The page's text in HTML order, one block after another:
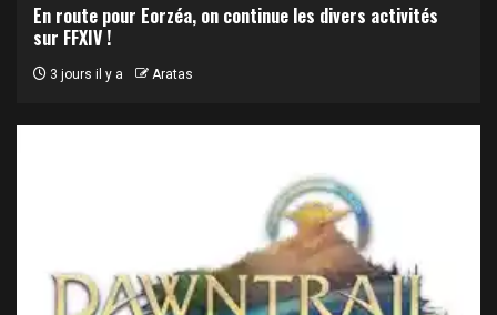
En route pour Eorzéa, on continue les divers activités
sur FFXIV !
3 jours il y a Aratas